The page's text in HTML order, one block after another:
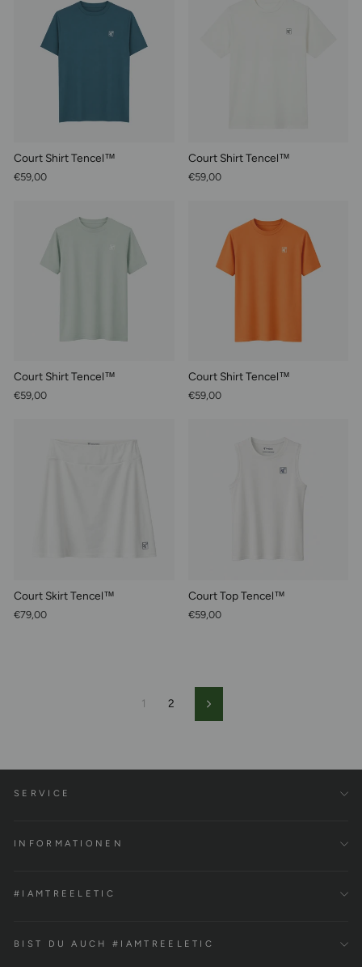
Court Shirt Tencel™
€59,00
Court Shirt Tencel™
€59,00
Court Shirt Tencel™
€59,00
Court Shirt Tencel™
€59,00
Court Skirt Tencel™
€79,00
Court Top Tencel™
€59,00
1 2 Vorwärts
SERVICE
INFORMATIONEN
#IAMTREELETIC
BIST DU AUCH #IAMTREELETIC